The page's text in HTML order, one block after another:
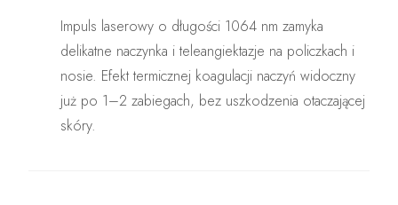
Impuls laserowy o długości 1064 nm zamyka
delikatne naczynka i teleangiektazje na policzkach i
nosie. Efekt termicznej koagulacji naczyń widoczny
już po 1–2 zabiegach, bez uszkodzenia otaczającej
skóry.